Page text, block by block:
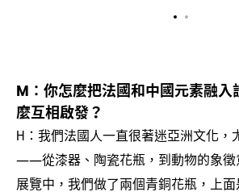
M： 你怎麼把法國和中國元素融入
麼互相啟發？
H： 我們法國人一直很著迷亞洲文化 ，
——從漆器、陶瓷花瓶 ， 到動物的象
展覽中 ， 我們做了兩個青銅花瓶 ， 上